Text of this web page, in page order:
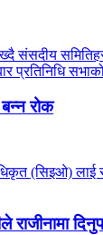
संसदीय
सभाको
रोक
(सिइओ) लाई